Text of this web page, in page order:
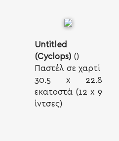
Untitled
(Cyclops) ()
Παστέλ σε χαρτί
30.5 x 22.8
εκατοστά (12 x 9
ίντσες)